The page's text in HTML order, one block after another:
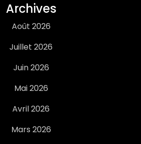
Archives
Août 2026
Juillet 2026
Juin 2026
Mai 2026
Avril 2026
Mars 2026